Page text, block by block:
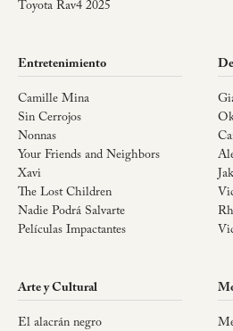
Toyota Rav4 2025
Entretenimiento
Camille Mina
Sin Cerrojos
Nonnas
Your Friends and Neighbors
Xavi
The Lost Children
Nadie Podrá Salvarte
Películas Impactantes
Arte y Cultural
El alacrán negro